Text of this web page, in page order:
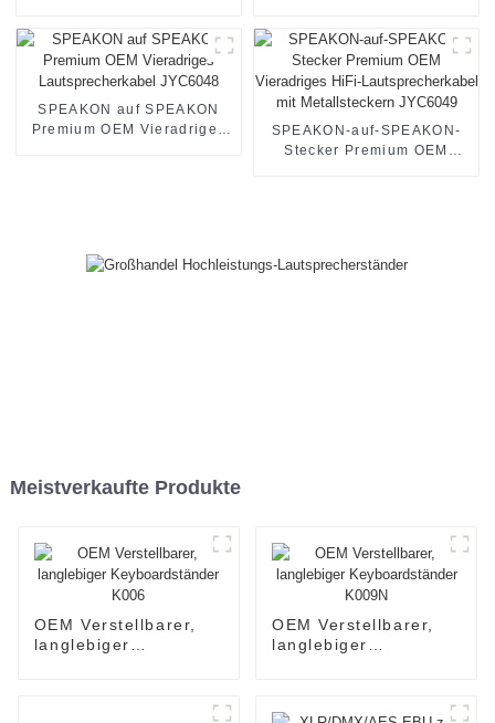
SPEAKON auf SPEAKON
Premium OEM Vieradriges
SPEAKON-auf-SPEAKON-
Stecker Premium OEM
Meistverkaufte Produkte
OEM Verstellbarer,
langlebiger
OEM Verstellbarer,
langlebiger